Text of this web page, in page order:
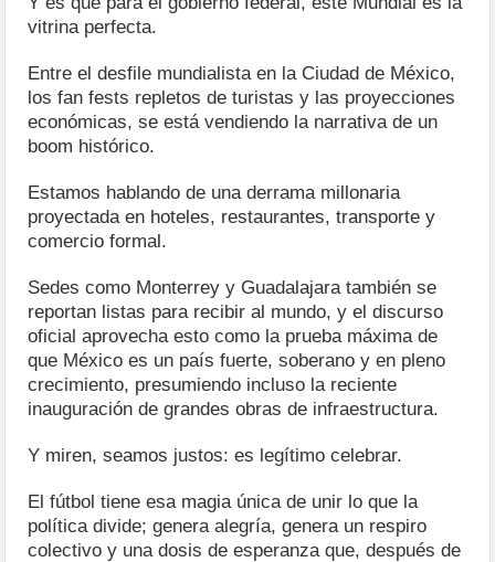
vitrina perfecta.
Entre el desfile mundialista en la Ciudad de México,
los fan fests repletos de turistas y las proyecciones
económicas, se está vendiendo la narrativa de un
boom histórico.
Estamos hablando de una derrama millonaria
proyectada en hoteles, restaurantes, transporte y
comercio formal.
Sedes como Monterrey y Guadalajara también se
reportan listas para recibir al mundo, y el discurso
oficial aprovecha esto como la prueba máxima de
que México es un país fuerte, soberano y en pleno
crecimiento, presumiendo incluso la reciente
inauguración de grandes obras de infraestructura.
Y miren, seamos justos: es legítimo celebrar.
El fútbol tiene esa magia única de unir lo que la
política divide; genera alegría, genera un respiro
colectivo y una dosis de esperanza que, después de